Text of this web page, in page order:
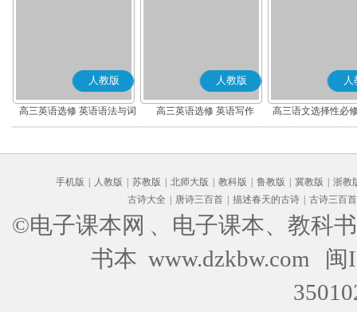
人教版
高三英语选修 英语语法与词
汇
人教版
高三英语选修 英语写作
人
高三语文选择性必
编版)
手机版 人教版 苏教版 北师大版 教科版 鲁教版 冀教版
浙教
古诗大全
唐诗三百首 描述春天的古诗 古诗三百首
©电子课本网 、电子课本、教科
书本 www.dzkbw.com
闽